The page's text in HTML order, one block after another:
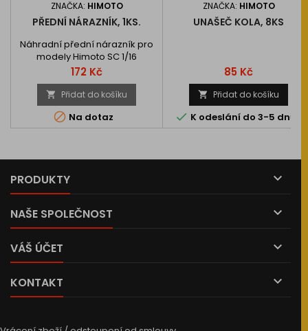
ZNAČKA: HIMOTO
PŘEDNÍ NÁRAZNÍK, 1KS.
Náhradní přední nárazník pro
modely Himoto SC 1/16
Cena
172 Kč
 Přidat do košíku
 Na dotaz
ZNAČKA: HIMOTO
UNAŠEČ KOLA, 8KS
Cena
85 Kč
 Přidat do košíku
 K odeslání do 3-5 dnů
PRODUKTY 
NAŠE SPOLEČNOST 
VÁŠ ÚČET 
KONTAKT 